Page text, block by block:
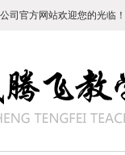
司官方网站欢迎您的光临！